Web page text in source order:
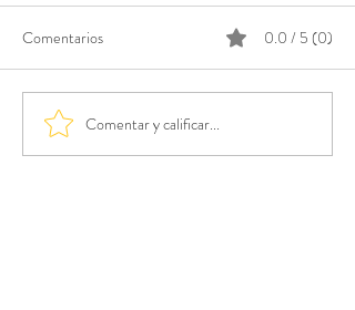
Comentarios 0.0 / 5 (0)
Comentar y calificar...